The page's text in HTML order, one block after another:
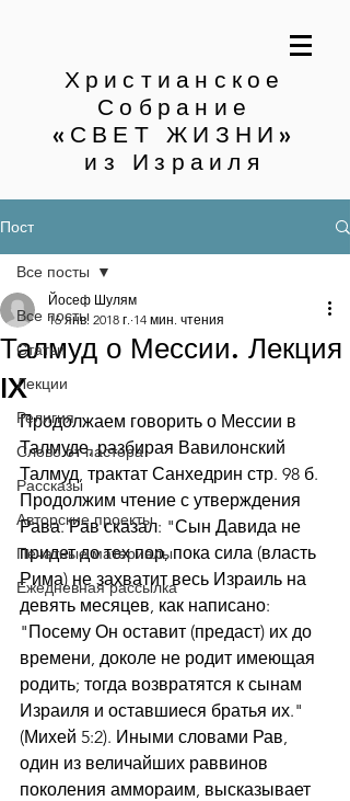
Христианское
Собрание
«СВЕТ ЖИЗНИ»
из Израиля
Пост
Все посты
Статьи
Лекции
Религия
Слово от пастора
Рассказы
Авторские проекты
Печатные материалы
Ежедневная рассылка
Все посты
Талмуд о Мессии. Лекция
IX
Йосеф Шулям
16 янв. 2018 г. 14 мин. чтения
Продолжаем говорить о Мессии в
Талмуде, разбирая Вавилонский
Талмуд, трактат Санхедрин стр. 98 б.
Продолжим чтение с утверждения
Рава. Рав сказал: "Сын Давида не
придет до тех пор, пока сила (власть
Рима) не захватит весь Израиль на
девять месяцев, как написано:
"Посему Он оставит (предаст) их до
времени, доколе не родит имеющая
родить; тогда возвратятся к сынам
Израиля и оставшиеся братья их."
(Михей 5:2). Иными словами Рав,
один из величайших раввинов
поколения аммораим, высказывает